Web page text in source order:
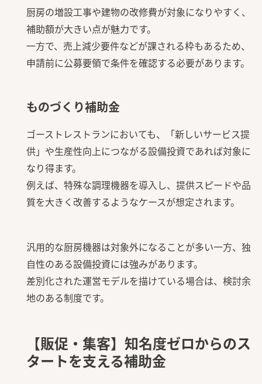
厨房の増設工事や建物の改修費が対象になりやすく、
補助額が大きい点が魅力です。
一方で、売上減少要件などが課される枠もあるため、
申請前に公募要領で条件を確認する必要があります。
ものづくり補助金
ゴーストレストランにおいても、「新しいサービス提
供」や生産性向上につながる設備投資であれば対象に
なり得ます。
例えば、特殊な調理機器を導入し、提供スピードや品
質を大きく改善するようなケースが想定されます。
汎用的な厨房機器は対象外になることが多い一方、独
自性のある設備投資には強みがあります。
差別化された運営モデルを描けている場合は、検討余
地のある制度です。
【販促・集客】知名度ゼロからのス
タートを支える補助金